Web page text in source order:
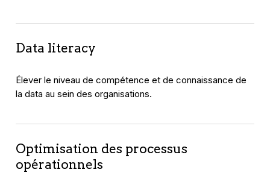
Data literacy
Élever le niveau de compétence et de connaissance de
la data au sein des organisations.
Optimisation des processus
opérationnels